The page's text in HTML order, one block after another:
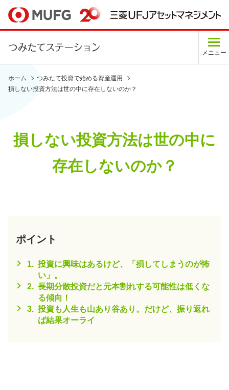
メニュー
ホーム
つみたて投資で始める資産運用
損しない投資方法は世の中に存在しないのか？
損しない投資方法は世の中に
存在しないのか？
ポイント
1. 投資に興味はあるけど、「損してしまうのが怖
い」。
2. 長期分散投資だと元本割れする可能性は低くな
る傾向！
3. 投資も人生も山あり谷あり。だけど、振り返れ
ば結果オーライ